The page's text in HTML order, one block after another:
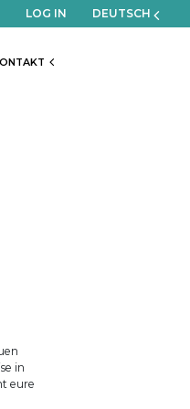
LOG IN DEUTSCH
in
eure